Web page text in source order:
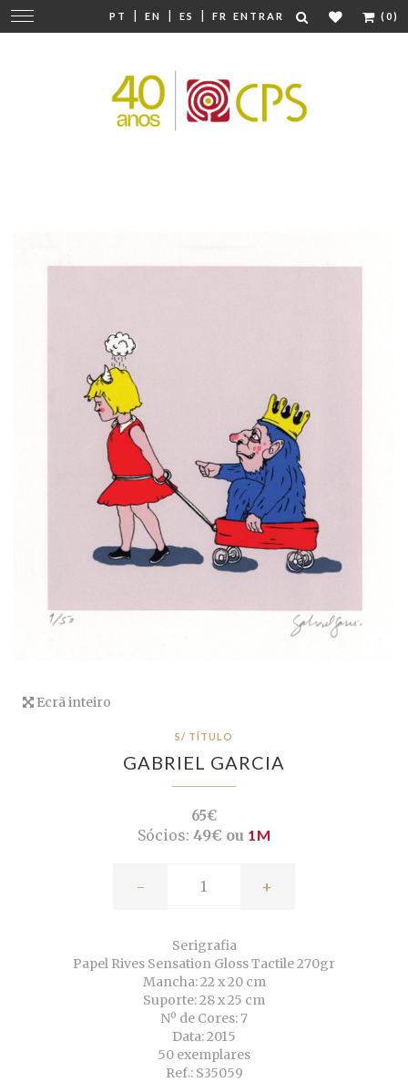
PT | EN | ES | FR ENTRAR (0)
Mudar
navegação
Ecrã inteiro
S/ TÍTULO
GABRIEL GARCIA
65€
Sócios: 49€ ou 1M
- +
Serigrafia
Papel Rives Sensation Gloss Tactile 270gr
Mancha: 22 x 20 cm
Suporte: 28 x 25 cm
Nº de Cores: 7
Data: 2015
50 exemplares
Ref.: S35059